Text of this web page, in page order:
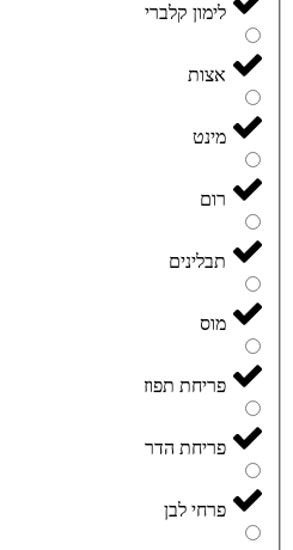
לימון קלברי
אצות
מינט
רום
תבלינים
מוס
פריחת תפוז
פריחת הדר
פרחי לבן